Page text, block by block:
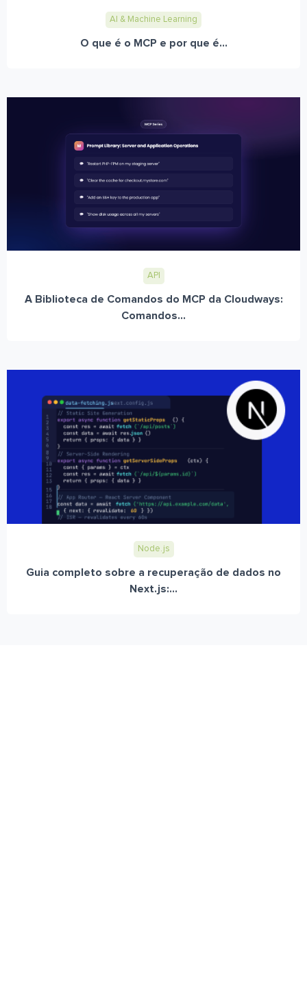
AI & Machine Learning
O que é o MCP e por que é...
API
A Biblioteca de Comandos do MCP da Cloudways:
Comandos...
Node.js
Guia completo sobre a recuperação de dados no
Next.js:...